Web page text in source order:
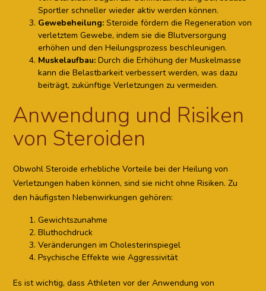
Sportler schneller wieder aktiv werden können.
Gewebeheilung: Steroide fördern die Regeneration von
verletztem Gewebe, indem sie die Blutversorgung
erhöhen und den Heilungsprozess beschleunigen.
Muskelaufbau: Durch die Erhöhung der Muskelmasse
kann die Belastbarkeit verbessert werden, was dazu
beiträgt, zukünftige Verletzungen zu vermeiden.
Anwendung und Risiken
von Steroiden
Obwohl Steroide erhebliche Vorteile bei der Heilung von
Verletzungen haben können, sind sie nicht ohne Risiken. Zu
den häufigsten Nebenwirkungen gehören:
Gewichtszunahme
Bluthochdruck
Veränderungen im Cholesterinspiegel
Psychische Effekte wie Aggressivität
Es ist wichtig, dass Athleten vor der Anwendung von